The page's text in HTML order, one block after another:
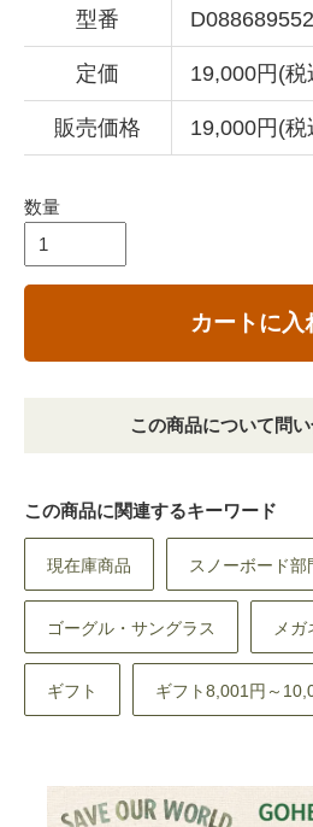
型番
定価 19,000円(
販売価格 19,000円(
数量
カートに入
この商品について問
この商品に関連するキーワード
現在庫商品 スノーボード部
ゴーグル・サングラス メガ
ギフト ギフト8,001円～